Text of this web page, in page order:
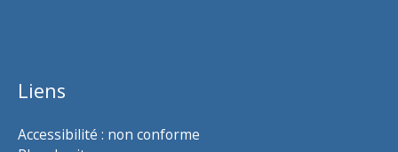
Liens
Accessibilité : non conforme